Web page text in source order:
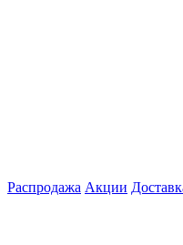
Распродажа Акции